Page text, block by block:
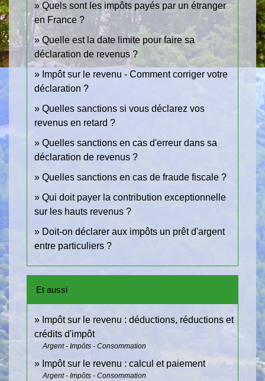
Quels sont les impôts payés par un étranger
en France ?
Quelle est la date limite pour faire sa
déclaration de revenus ?
Impôt sur le revenu - Comment corriger votre
déclaration ?
Quelles sanctions si vous déclarez vos
revenus en retard ?
Quelles sanctions en cas d'erreur dans sa
déclaration de revenus ?
Quelles sanctions en cas de fraude fiscale ?
Qui doit payer la contribution exceptionnelle
sur les hauts revenus ?
Doit-on déclarer aux impôts un prêt d'argent
entre particuliers ?
Et aussi
Impôt sur le revenu : déductions, réductions et
crédits d'impôt
Argent - Impôts - Consommation
Impôt sur le revenu : calcul et paiement
Argent - Impôts - Consommation